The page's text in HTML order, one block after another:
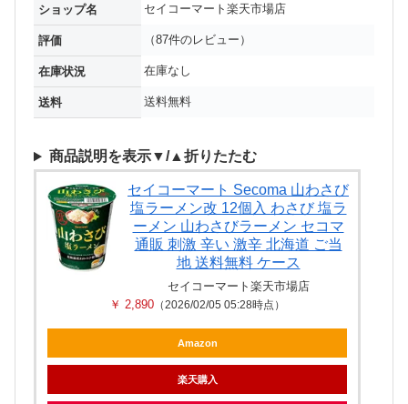
ショップ名 セイコーマート楽天市場店
評価 （87件のレビュー）
在庫状況 在庫なし
送料 送料無料
商品説明を表示▼/▲折りたたむ
セイコーマート Secoma 山わさび
塩ラーメン改 12個入 わさび 塩ラ
ーメン 山わさびラーメン セコマ
通販 刺激 辛い 激辛 北海道 ご当
地 送料無料 ケース
セイコーマート楽天市場店
￥ 2,890 （2026/02/05 05:28時点）
Amazon
楽天購入